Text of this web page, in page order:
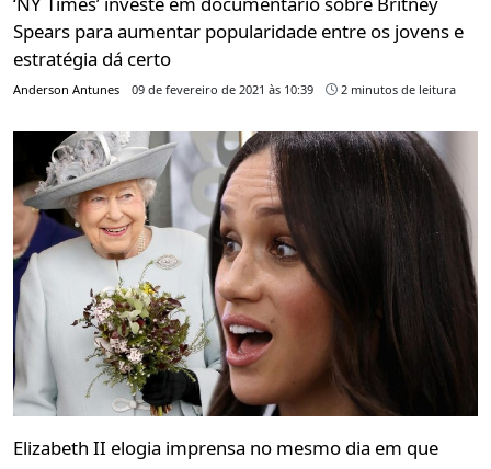
Spears para aumentar popularidade entre os jovens e
estratégia dá certo
Anderson Antunes 09 de fevereiro de 2021 às 10:39 2 minutos de leitura
Elizabeth II elogia imprensa no mesmo dia em que